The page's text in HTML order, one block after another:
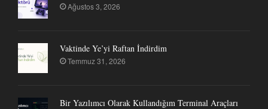
Ağustos 3, 2026
Vaktinde Ye’yi Raftan İndirdim
Temmuz 31, 2026
Bir Yazılımcı Olarak Kullandığım Terminal Araçları